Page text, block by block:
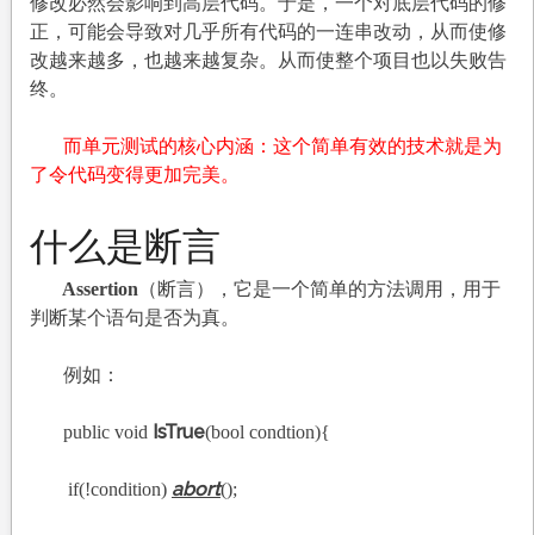
正，可能会导致对几乎所有代码的一连串改动，从而使修
改越来越多，也越来越复杂。从而使整个项目也以失败告
终。
而单元测试的核心内涵：这个简单有效的技术就是为
了令代码变得更加完美。
什么是断言
Assertion （断言），它是一个简单的方法调用，用于
判断某个语句是否为真。
例如：
public void IsTrue(bool condtion){
if(!condition) abort();